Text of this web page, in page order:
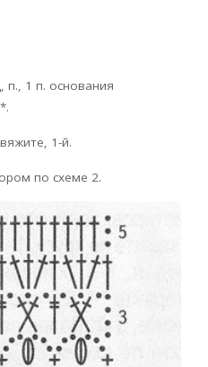
п., 1 п. основания
1-й.
по схеме 2.